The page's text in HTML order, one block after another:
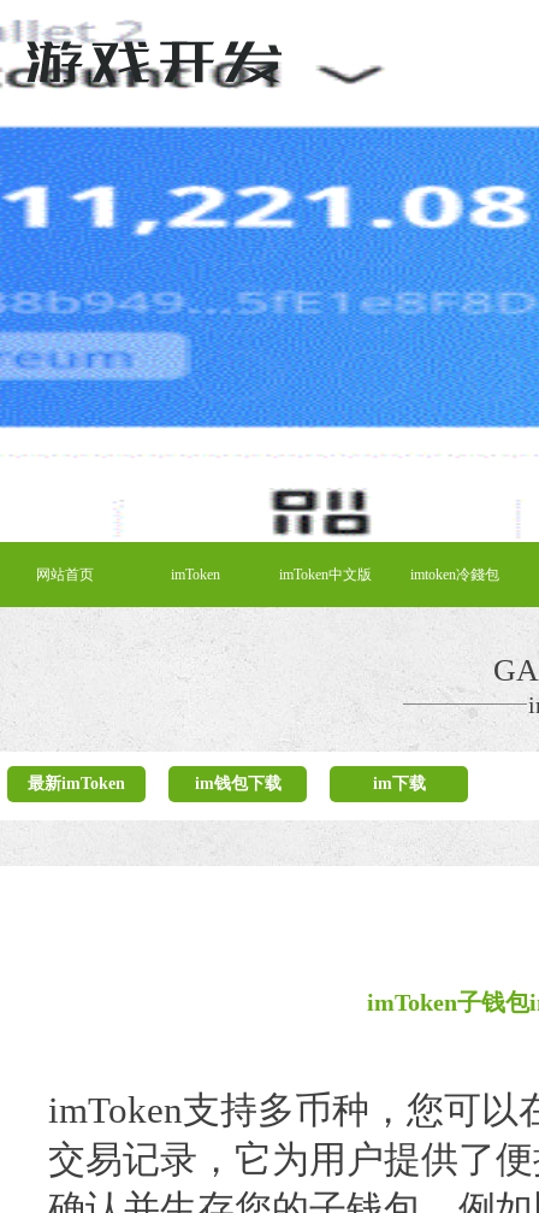
网站首页 imToken imToken中文版 imtoken冷錢包
最新imToken im钱包下载 im下载
imToken子钱包
imToken支持多币种，您可
交易记录，它为用户提供了